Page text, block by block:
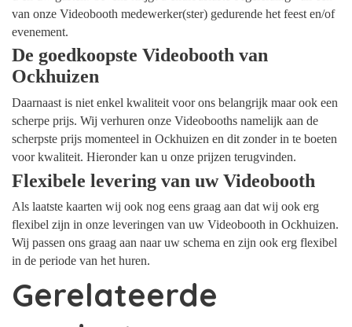
van onze Videobooth medewerker(ster) gedurende het feest en/of
evenement.
De goedkoopste Videobooth van
Ockhuizen
Daarnaast is niet enkel kwaliteit voor ons belangrijk maar ook een
scherpe prijs. Wij verhuren onze Videobooths namelijk aan de
scherpste prijs momenteel in Ockhuizen en dit zonder in te boeten
voor kwaliteit. Hieronder kan u onze prijzen terugvinden.
Flexibele levering van uw Videobooth
Als laatste kaarten wij ook nog eens graag aan dat wij ook erg
flexibel zijn in onze leveringen van uw Videobooth in Ockhuizen.
Wij passen ons graag aan naar uw schema en zijn ook erg flexibel
in de periode van het huren.
Gerelateerde